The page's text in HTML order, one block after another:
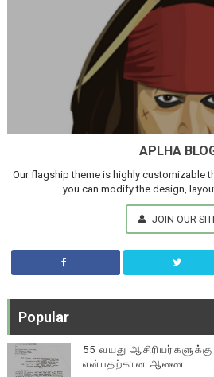
APLHA
Our flagship theme is highly customizable
you can modify the design,
JOIN OUR
Popular
55 வயது
என்பதற்கான ஆணை